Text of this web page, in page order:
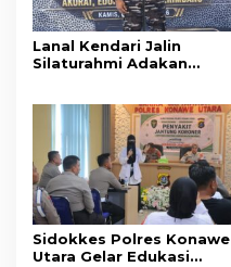
Lanal Kendari Jalin
Silaturahmi Adakan
Sidokkes Polres Konawe
Utara Gelar Edukasi